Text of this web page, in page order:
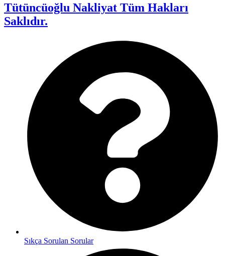
Tütüncüoğlu Nakliyat Tüm Hakları
Saklıdır.
Sıkça Sorulan Sorular